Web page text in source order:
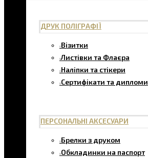
ДРУК ПОЛІГРАФІЇ
Візитки
Листівки та Флаєра
Наліпки та стікери
Сертифікати та дипломи
ПЕРСОНАЛЬНІ АКСЕСУАРИ
Брелки з друком
Обкладинки на паспорт